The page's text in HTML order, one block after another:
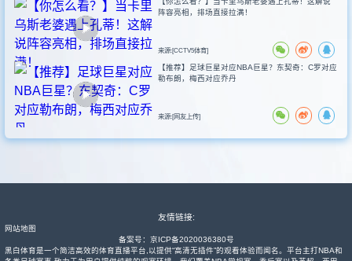
阵容亮相，排场直接拉满！
来源:[CCTV5体育]
【推荐】足球巨星对应NBA巨星？东契奇：C罗对应
勒布朗，梅西对应乔丹
来源:[网友上传]
友情链接:
网站地图
备案号： 京ICP备2020036380号
黑白体育是一个简洁高效的体育直播平台,以提供“高清无插件”的观看体验而闻名。平台主打NBA和